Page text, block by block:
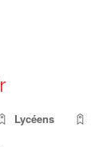
Lycéens